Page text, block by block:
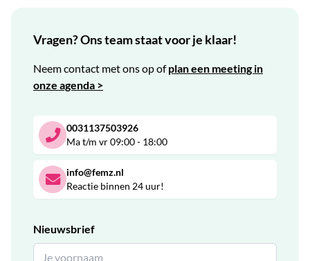
Vragen? Ons team staat voor je klaar!
Neem contact met ons op ofplan een meeting in
onze agenda >
0031137503926
Ma t/m vr 09:00 - 18:00
info@femz.nl
Reactie binnen 24 uur!
Nieuwsbrief